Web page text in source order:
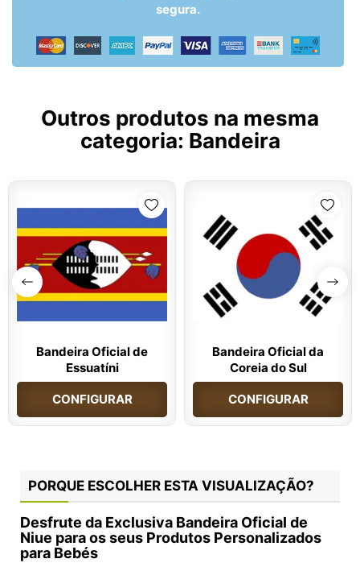
segura.
Outros produtos na mesma
categoria: Bandeira
Bandeira Oficial de
Essuatíni
CONFIGURAR
Bandeira Oficial da
Coreia do Sul
CONFIGURAR
PORQUE ESCOLHER ESTA VISUALIZAÇÃO?
Desfrute da Exclusiva Bandeira Oficial de
Niue para os seus Produtos Personalizados
para Bebés